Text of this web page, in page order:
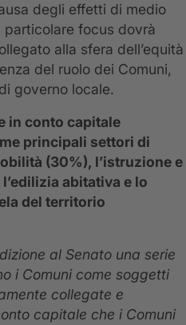
degli effetti di medio
focus dovrà
alla sfera dell’equità
del ruolo dei Comuni,
governo locale.
in conto capitale
principali settori di
(30%), l’istruzione e
abitativa e lo
del territorio
al Senato una serie
i Comuni come soggetti
collegate e
capitale che i Comuni